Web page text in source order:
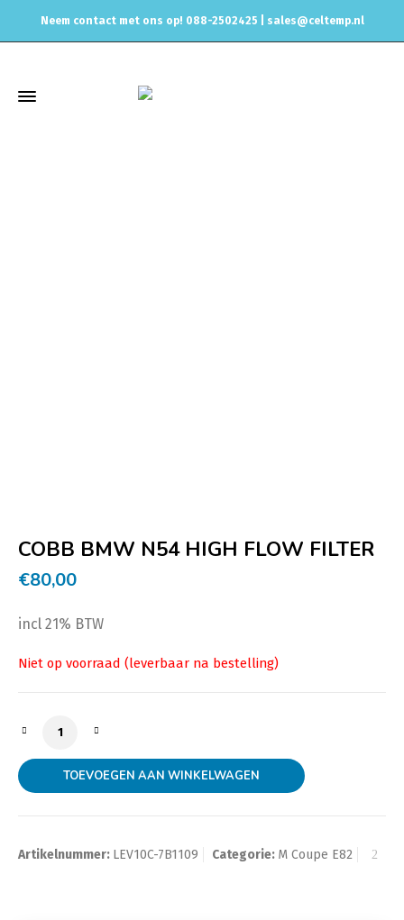
Neem contact met ons op! 088-2502425 | sales@celtemp.nl
COBB BMW N54 HIGH FLOW FILTER
€80,00
incl 21% BTW
COBB BMW N54 HIGH FLOW FILTER aantal
TOEVOEGEN AAN WINKELWAGEN
Artikelnummer: LEV10C-7B1109 Categorie: M Coupe E82